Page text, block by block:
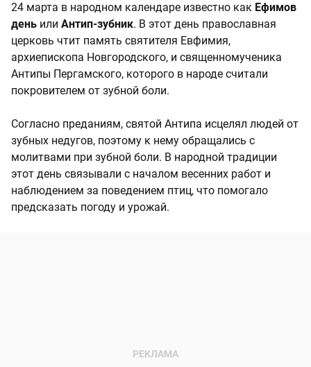
24 марта в народном календаре известно как Ефимов
день или Антип-зубник. В этот день православная
церковь чтит память святителя Евфимия,
архиепископа Новгородского, и священномученика
Антипы Пергамского, которого в народе считали
покровителем от зубной боли.
Согласно преданиям, святой Антипа исцелял людей от
зубных недугов, поэтому к нему обращались с
молитвами при зубной боли. В народной традиции
этот день связывали с началом весенних работ и
наблюдением за поведением птиц, что помогало
предсказать погоду и урожай.